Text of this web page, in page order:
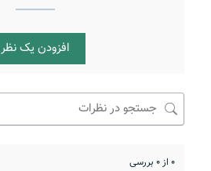
افزودن یک نظر
0 از 0 بررسی